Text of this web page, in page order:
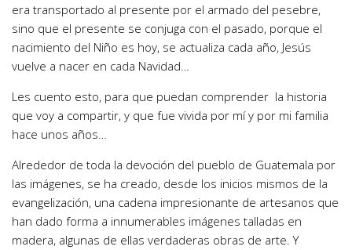
era transportado al presente por el armado del pesebre,
sino que el presente se conjuga con el pasado, porque el
nacimiento del Niño es hoy, se actualiza cada año, Jesús
vuelve a nacer en cada Navidad…
Les cuento esto, para que puedan comprender la historia
que voy a compartir, y que fue vivida por mí y por mi familia
hace unos años…
Alrededor de toda la devoción del pueblo de Guatemala por
las imágenes, se ha creado, desde los inicios mismos de la
evangelización, una cadena impresionante de artesanos que
han dado forma a innumerables imágenes talladas en
madera, algunas de ellas verdaderas obras de arte. Y